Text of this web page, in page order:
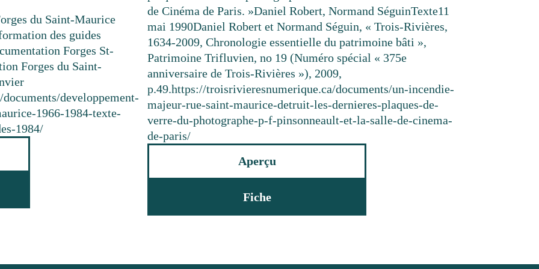
du Saint-Maurice
des guides
Forges St-
Forges du Saint-
developpement-
1966-1984-texte-
1984/
de Cinéma de Paris. »Daniel Robert, Normand SéguinTexte11
mai 1990Daniel Robert et Normand Séguin, « Trois-Rivières,
1634-2009, Chronologie essentielle du patrimoine bâti »,
Patrimoine Trifluvien, no 19 (Numéro spécial « 375e
anniversaire de Trois-Rivières »), 2009,
p.49.https://troisrivieresnumerique.ca/documents/un-incendie-
majeur-rue-saint-maurice-detruit-les-dernieres-plaques-de-
verre-du-photographe-p-f-pinsonneault-et-la-salle-de-cinema-
de-paris/
Aperçu
Fiche